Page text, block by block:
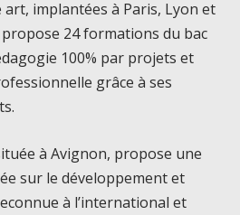
implantées à Paris, Lyon et
propose 24 formations du bac
100% par projets et
grâce à ses
à Avignon, propose une
sur le développement et
à l’international et